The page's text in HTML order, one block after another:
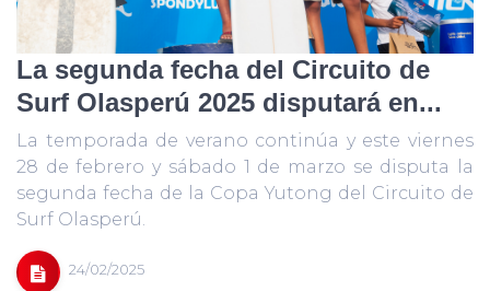
La segunda fecha del Circuito de
Surf Olasperú 2025 disputará en...
La temporada de verano continúa y este viernes
28 de febrero y sábado 1 de marzo se disputa la
segunda fecha de la Copa Yutong del Circuito de
Surf Olasperú.
24/02/2025